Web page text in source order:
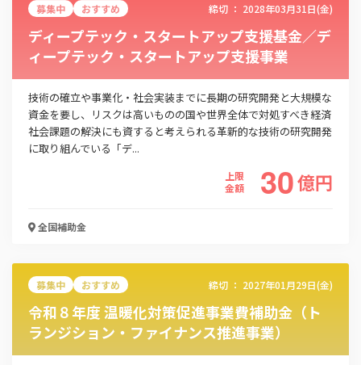
募集中 おすすめ 締切 ： 2028年03月31日(金)
ディープテック・スタートアップ支援基金／デ
ィープテック・スタートアップ支援事業
技術の確立や事業化・社会実装までに長期の研究開発と大規模な
資金を要し、リスクは高いものの国や世界全体で対処すべき経済
社会課題の解決にも資すると考えられる革新的な技術の研究開発
に取り組んでいる「デ...
上限
金額
30億円
全国補助金
募集中 おすすめ 締切 ： 2027年01月29日(金)
令和８年度 温暖化対策促進事業費補助金（ト
ランジション・ファイナンス推進事業）